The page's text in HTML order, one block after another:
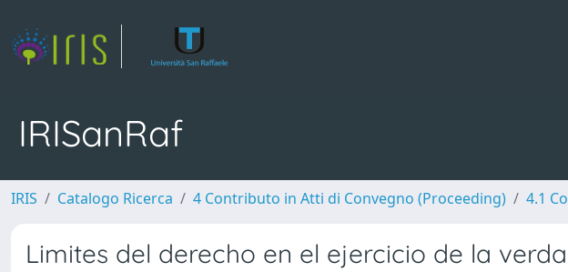
IRISanRaf
IRIS Catalogo Ricerca 4 Contributo in Atti di Convegno (Proceeding) 4.1
Limites del derecho en el ejercicio de la